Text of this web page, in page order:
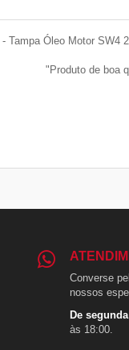
- Tampa Óleo Motor SW4
Produto de boa
Converse
nossos
De
às 18:00.